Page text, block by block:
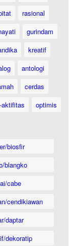
rasional
gurindam
kreatif
antologi
cerdas
optimis
biosfir
blangko
cabe
cendikiawan
daptar
dekoratip